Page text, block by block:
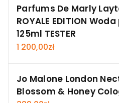
Parfums De Marly
ROYALE EDITION
125ml TESTER
1 200,00zł
Jo Malone London
Blossom & Honey